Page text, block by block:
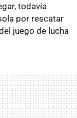
todavía
por rescatar
juego de lucha